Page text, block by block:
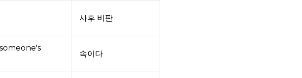
사후 비판
속이다